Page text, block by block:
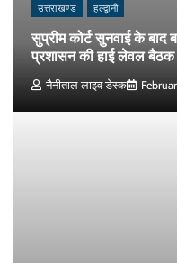
उत्तराखण्ड हल्द्वानी
सुप्रीम कोर्ट सुनवाई के
प्रशासन की हाई लेवल बैठक
नैनीताल लाइव डेस्क